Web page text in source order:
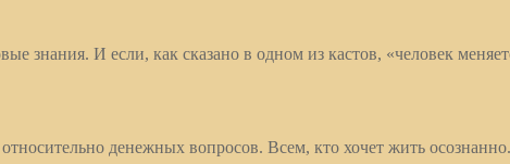
знания. И если, как сказано в одном из кастов, «человек
денежных вопросов. Всем, кто хочет жить